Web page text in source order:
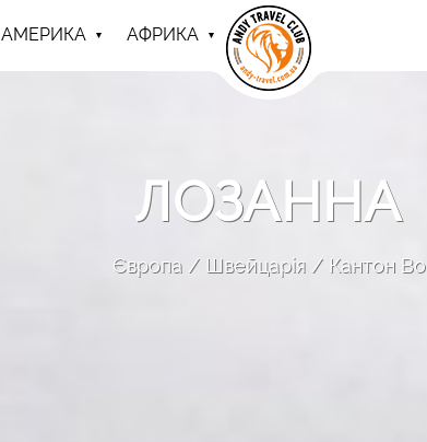
АМЕРИКА АФРИКА
ЛОЗАННА
Європа Швейцарія Кантон Во